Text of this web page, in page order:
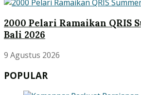
2000 Pelari Ramaikan QRIS
Bali 2026
9 Agustus 2026
POPULAR